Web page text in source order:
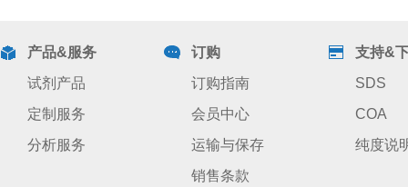
产品&服务
试剂产品
定制服务
分析服务
订购
订购指南
会员中心
运输与保存
销售条款
支持&
SDS
COA
纯度说